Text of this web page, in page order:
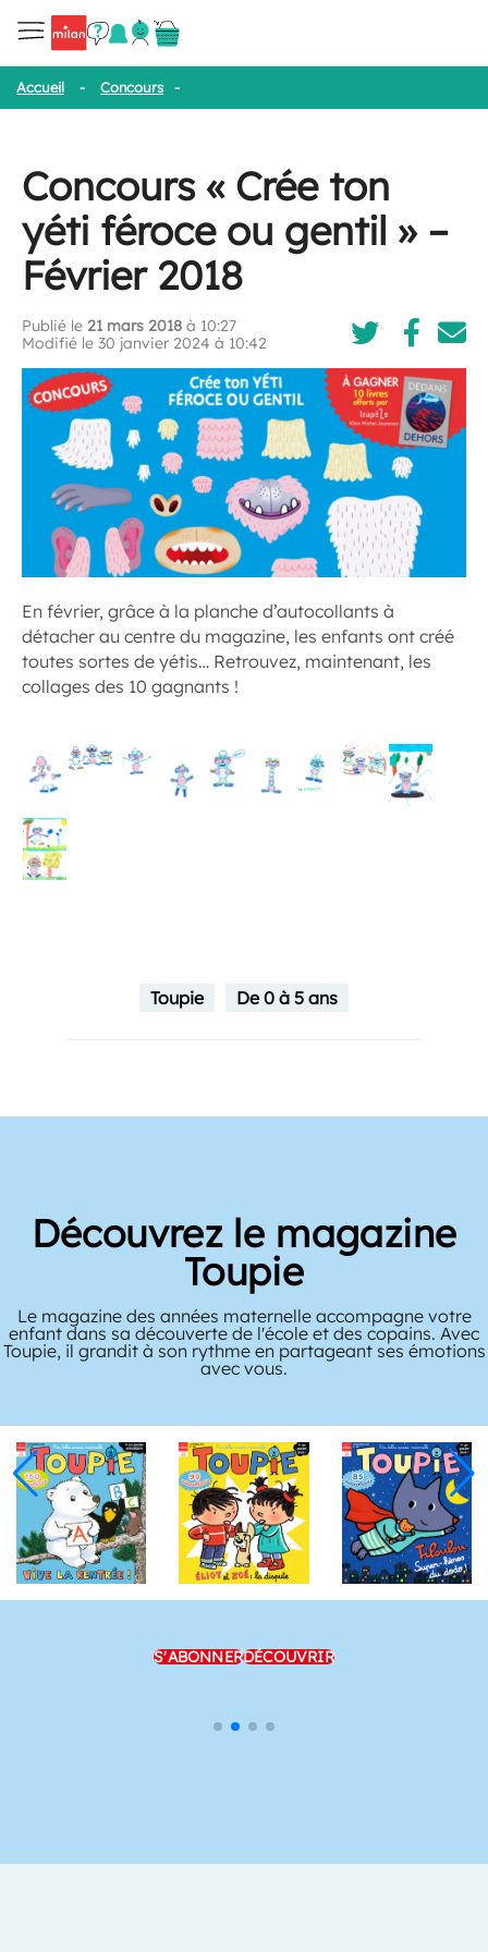
Accueil - Concours -
Concours « Crée ton
yéti féroce ou gentil » –
Février 2018
Publié le 21 mars 2018 à 10:27
Modifié le 30 janvier 2024 à 10:42
En février, grâce à la planche d’autocollants à
détacher au centre du magazine, les enfants ont créé
toutes sortes de yétis… Retrouvez, maintenant, les
collages des 10 gagnants !
Toupie De 0 à 5 ans
Découvrez le magazine
Toupie
Le magazine des années maternelle accompagne votre
enfant dans sa découverte de l'école et des copains. Avec
Toupie, il grandit à son rythme en partageant ses émotions
avec vous.
S'ABONNERDÉCOUVRIR